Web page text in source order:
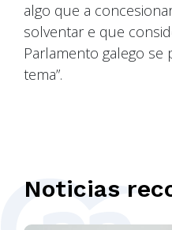
algo que a
solventar e que
Parlamento galego
tema”.
Noticias